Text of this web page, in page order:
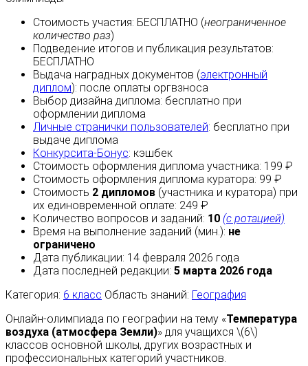
Стоимость участия: БЕСПЛАТНО (неограниченное
количество раз)
Подведение итогов и публикация результатов:
БЕСПЛАТНО
Выдача наградных документов (электронный
диплом): после оплаты оргвзноса
Выбор дизайна диплома: бесплатно при
оформлении диплома
Личные странички пользователей: бесплатно при
выдаче диплома
Конкурсита-Бонус: кэшбек
Стоимость оформления диплома участника: 199 ₽
Стоимость оформления диплома куратора: 99 ₽
Стоимость 2 дипломов (участника и куратора) при
их единовременной оплате: 249 ₽
Количество вопросов и заданий: 10 (с ротацией)
Время на выполнение заданий (мин.): не
ограничено
Дата публикации: 14 февраля 2026 года
Дата последней редакции: 5 марта 2026 года
Категория: 6 класс Область знаний: География
Онлайн-олимпиада по географии на тему «Температура
воздуха (атмосфера Земли)» для учащихся \(6\)
классов основной школы, других возрастных и
профессиональных категорий участников.